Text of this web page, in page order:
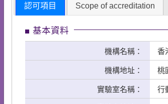
認可項目 Scope of accreditation
基本資料
機構名稱： 香
機構地址： 桃
實驗室名稱： 行